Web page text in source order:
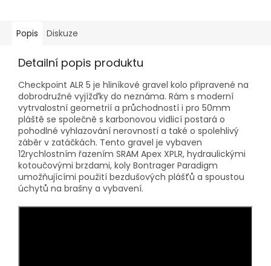
Popis Diskuze
Detailní popis produktu
Checkpoint ALR 5 je hliníkové gravel kolo připravené na
dobrodružné vyjížďky do neznáma. Rám s moderní
vytrvalostní geometrií a průchodností i pro 50mm
pláště se společně s karbonovou vidlicí postará o
pohodlné vyhlazování nerovností a také o spolehlivý
záběr v zatáčkách. Tento gravel je vybaven
12rychlostním řazením SRAM Apex XPLR, hydraulickými
kotoučovými brzdami, koly Bontrager Paradigm
umožňujícími použití bezdušových plášťů a spoustou
úchytů na brašny a vybavení.